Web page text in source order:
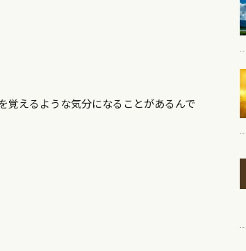
覚えるような気分になることがあるんで